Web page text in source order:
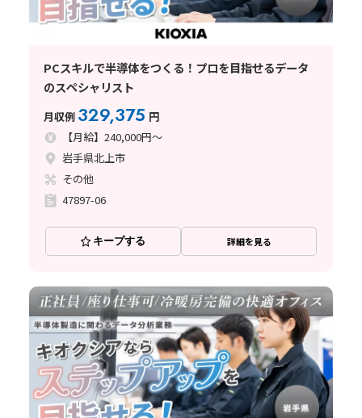
PCスキルで半導体をつくる！プロを目指せるデータ
のスペシャリスト
月収例 329,375 円
【月給】240,000円～
岩手県北上市
その他
47897-06
キープする 詳細を見る